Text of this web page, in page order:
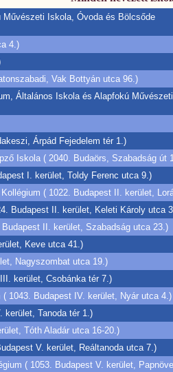
Iskola, Óvoda és Bölcsőde
4.)
Vak Bottyán utca 96.)
Általános Iskola és Alapfokú
Árpád Fejedelem tér 1.)
Iskola ( 2040. Budaörs, Szabadság út
I. kerület, Toldy Ferenc utca 9.)
( 1022. Budapest II. kerület,
Budapest II. kerület, Keleti Károly utca
II. kerület, Szabadság utca 23.)
Keve utca 41.)
Nagyszombat utca 19.)
kerület, Csobánka tér 7.)
1043. Budapest IV. kerület, Nyár utca 4.)
kerület, Tanoda tér 1.)
Tóth Aladár utca 16-20.)
V. kerület, Reáltanoda utca 7.)
( 1053. Budapest V. kerület,